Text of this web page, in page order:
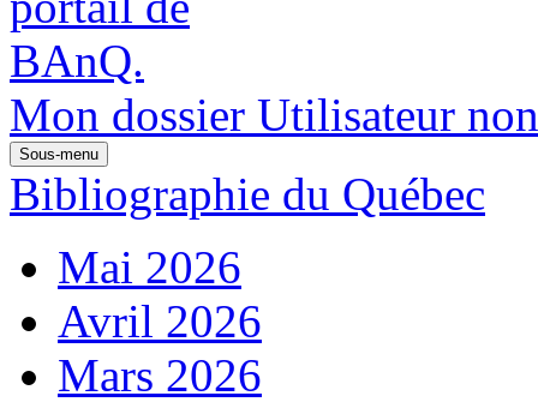
Mon dossier Utilisateur
Sous-menu
Bibliographie du Québec
Mai 2026
Avril 2026
Mars 2026